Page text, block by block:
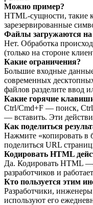
Можно пример?
HTML‑сущности, такие
зарезервированные
Файлы загружаются на
Нет. Обработка
(только на стороне
Какие ограничения?
Большие входные
современных
файлов разделите ввод
Какие горячие
Ctrl/Cmd+F — поиск,
— вставить. Эти
Как поделиться
Нажмите «копировать в
поделиться URL
Кодировать HTML
Да. Кодировать HTML —
разработчиков и
Кто пользуется этим
Разработчики,
используют его